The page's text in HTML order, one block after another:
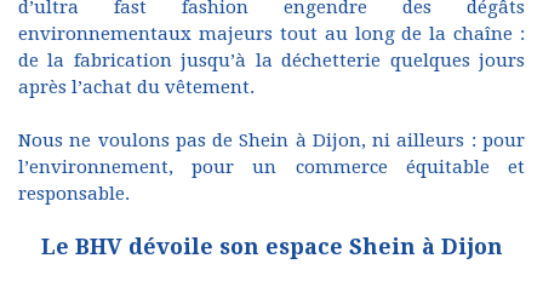
d’ultra fast fashion engendre des dégâts
environnementaux majeurs tout au long de la chaîne :
de la fabrication jusqu’à la déchetterie quelques jours
après l’achat du vêtement.
Nous ne voulons pas de Shein à Dijon, ni ailleurs : pour
l’environnement, pour un commerce équitable et
responsable.
Le BHV dévoile son espace Shein à Dijon